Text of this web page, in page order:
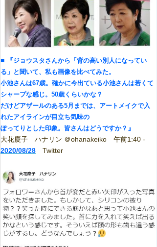
■ 『ジョウスタさんから「背の高い別人になってい
る」と聞いて、私も画像を比べてみた。
小池さんは67歳。確かに今出ている小池さんは若くて
シャープな感じ。 50歳くらいかな？
だけどアザールのある5月までは、アートメイクで入
れたアイラインが目立ち気味の
ぽってりとした印象。皆さんはどうですか？ 』
大花慶子 ハナリン ＠ohanakeiko 午前1:40 -
2020/08/28 Twitter